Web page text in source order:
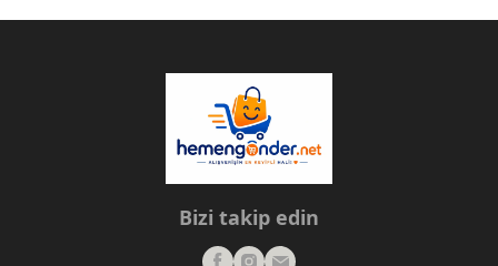
Bizi takip edin